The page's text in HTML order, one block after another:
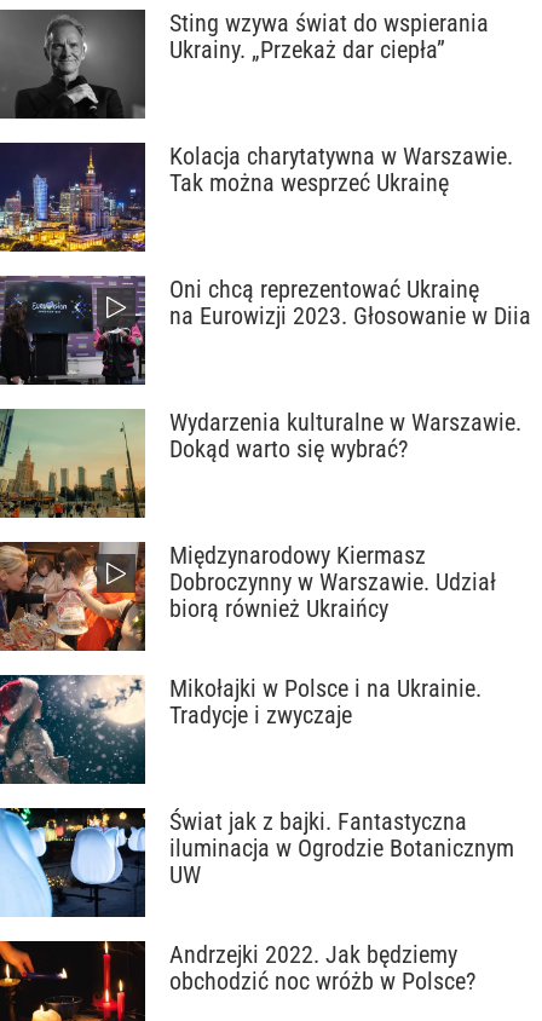
Sting wzywa świat do wspierania
Ukrainy. „Przekaż dar ciepła”
Kolacja charytatywna w Warszawie.
Tak można wesprzeć Ukrainę
Oni chcą reprezentować Ukrainę
na Eurowizji 2023. Głosowanie w Diia
Wydarzenia kulturalne w Warszawie.
Dokąd warto się wybrać?
Międzynarodowy Kiermasz
Dobroczynny w Warszawie. Udział
biorą również Ukraińcy
Mikołajki w Polsce i na Ukrainie.
Tradycje i zwyczaje
Świat jak z bajki. Fantastyczna
iluminacja w Ogrodzie Botanicznym
UW
Andrzejki 2022. Jak będziemy
obchodzić noc wróżb w Polsce?